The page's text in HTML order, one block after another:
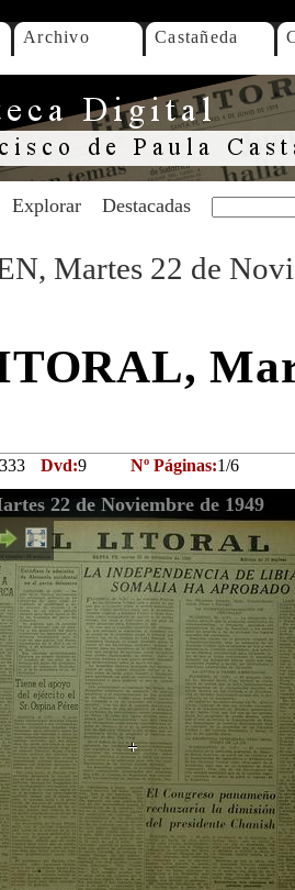
Archivo Castañeda
Explorar Destacadas
Martes 22 de
Dvd:9 Nº Páginas:1/6
22 de Noviembre de 1949